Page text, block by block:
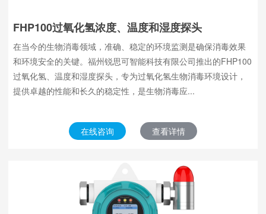
FHP100过氧化氢浓度、温度和湿度探头
在当今的生物消毒领域，准确、稳定的环境监测是确保消毒效果
和环境安全的关键。福州锐思可智能科技有限公司推出的FHP100
过氧化氢、温度和湿度探头，专为过氧化氢生物消毒环境设计，
提供卓越的性能和长久的稳定性，是生物消毒应...
在线咨询 查看详情